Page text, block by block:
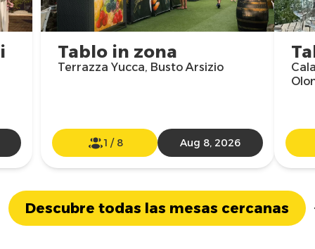
Tablo in zona
Terrazza Yucca, Busto Arsizio
1 / 8 Aug 8, 2026
Descubre todas las mesas cercanas